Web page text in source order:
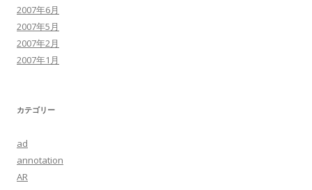
2007年6月
2007年5月
2007年2月
2007年1月
カテゴリー
ad
annotation
AR